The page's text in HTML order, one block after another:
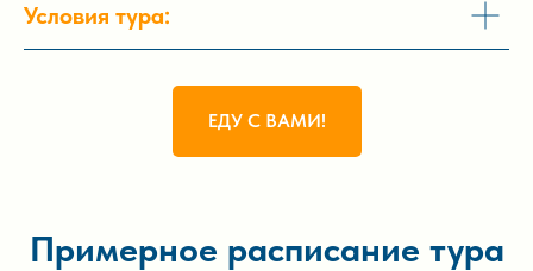
Условия тура:
ЕДУ С ВАМИ!
Примерное расписание тура